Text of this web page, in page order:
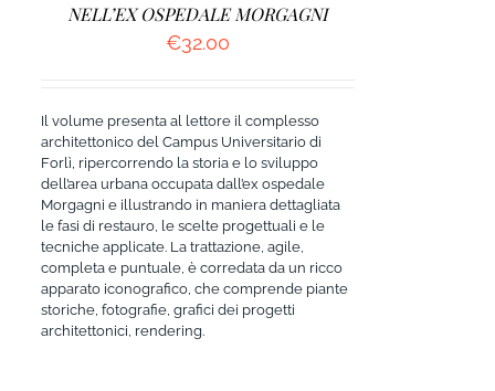
NELL’EX OSPEDALE MORGAGNI
€32.00
Il volume presenta al lettore il complesso
architettonico del Campus Universitario di
Forlì, ripercorrendo la storia e lo sviluppo
dell’area urbana occupata dall’ex ospedale
Morgagni e illustrando in maniera dettagliata
le fasi di restauro, le scelte progettuali e le
tecniche applicate. La trattazione, agile,
completa e puntuale, è corredata da un ricco
apparato iconografico, che comprende piante
storiche, fotografie, grafici dei progetti
architettonici, rendering.